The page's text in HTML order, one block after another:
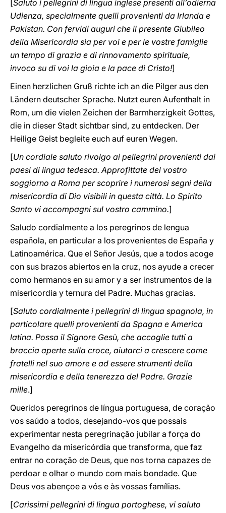
Saluto i pellegrini di lingua inglese presenti all’odierna
Udienza, specialmente quelli provenienti da Irlanda e
Pakistan. Con fervidi auguri che il presente Giubileo
della Misericordia sia per voi e per le vostre famiglie
un tempo di grazia e di rinnovamento spirituale,
invoco su di voi la gioia e la pace di Cristo!]
Einen herzlichen Gruß richte ich an die Pilger aus den
Ländern deutscher Sprache. Nutzt euren Aufenthalt in
Rom, um die vielen Zeichen der Barmherzigkeit Gottes,
die in dieser Stadt sichtbar sind, zu entdecken. Der
Heilige Geist begleite euch auf euren Wegen.
[Un cordiale saluto rivolgo ai pellegrini provenienti dai
paesi di lingua tedesca. Approfittate del vostro
soggiorno a Roma per scoprire i numerosi segni della
misericordia di Dio visibili in questa città. Lo Spirito
Santo vi accompagni sul vostro cammino.]
Saludo cordialmente a los peregrinos de lengua
española, en particular a los provenientes de España y
Latinoamérica. Que el Señor Jesús, que a todos acoge
con sus brazos abiertos en la cruz, nos ayude a crecer
como hermanos en su amor y a ser instrumentos de la
misericordia y ternura del Padre. Muchas gracias.
[Saluto cordialmente i pellegrini di lingua spagnola, in
particolare quelli provenienti da Spagna e America
latina. Possa il Signore Gesù, che accoglie tutti a
braccia aperte sulla croce, aiutarci a crescere come
fratelli nel suo amore e ad essere strumenti della
misericordia e della tenerezza del Padre. Grazie
mille.]
Queridos peregrinos de língua portuguesa, de coração
vos saúdo a todos, desejando-vos que possais
experimentar nesta peregrinação jubilar a força do
Evangelho da misericórdia que transforma, que faz
entrar no coração de Deus, que nos torna capazes de
perdoar e olhar o mundo com mais bondade. Que
Deus vos abençoe a vós e às vossas famílias.
[Carissimi pellegrini di lingua portoghese, vi saluto